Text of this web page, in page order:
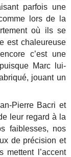
parfois une
lors de la
où ils se
est chaleureuse
c’est une
Marc lui-
jouant un
Pierre Bacri et
leur regard à la
faiblesses, nos
de précision et
mettent l’accent